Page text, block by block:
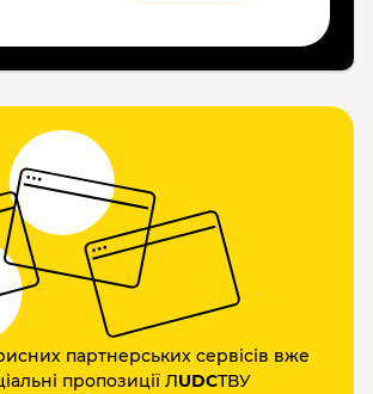
партнерських сервісів вже
пропозиції ЛUDCТВУ